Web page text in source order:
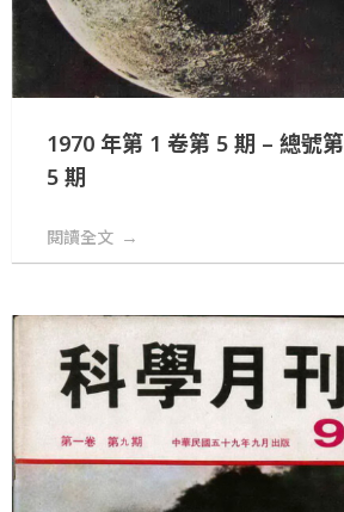
1970 年第 1 卷第 5 期 – 總號第
5 期
閱讀全文